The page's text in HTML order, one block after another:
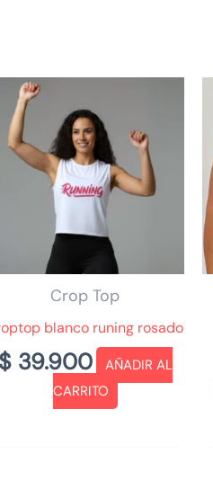
Crop Top
blanco runing rosado
$39.900
AÑADIR AL
CARRITO